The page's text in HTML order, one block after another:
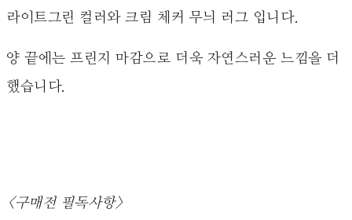
라이트그린 컬러와 크림 체커 무늬 러그 입니다.
양 끝에는 프린지 마감으로 더욱 자연스러운 느낌을 더
했습니다.
<구매전 필독사항>